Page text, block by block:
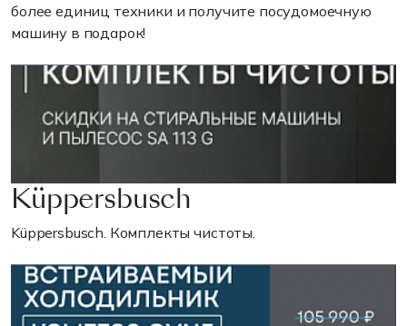
более единиц техники и получите посудомоечную
машину в подарок!
Küppersbusch
Küppersbusch. Комплекты чистоты.